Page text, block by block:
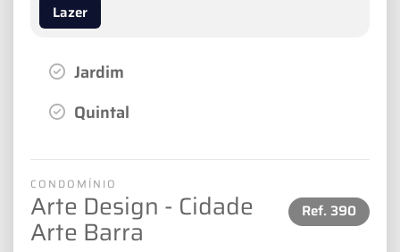
Lazer
Jardim
Quintal
CONDOMÍNIO
Arte Design - Cidade
Arte Barra
Ref. 390